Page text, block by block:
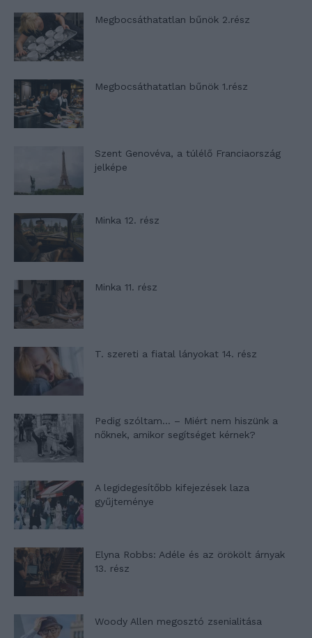
Megbocsáthatatlan bűnök 2.rész
Megbocsáthatatlan bűnök 1.rész
Szent Genovéva, a túlélő Franciaország
jelképe
Minka 12. rész
Minka 11. rész
T. szereti a fiatal lányokat 14. rész
Pedig szóltam… – Miért nem hiszünk a
nőknek, amikor segítséget kérnek?
A legidegesítőbb kifejezések laza
gyűjteménye
Elyna Robbs: Adéle és az örökölt árnyak
13. rész
Woody Allen megosztó zsenialitása